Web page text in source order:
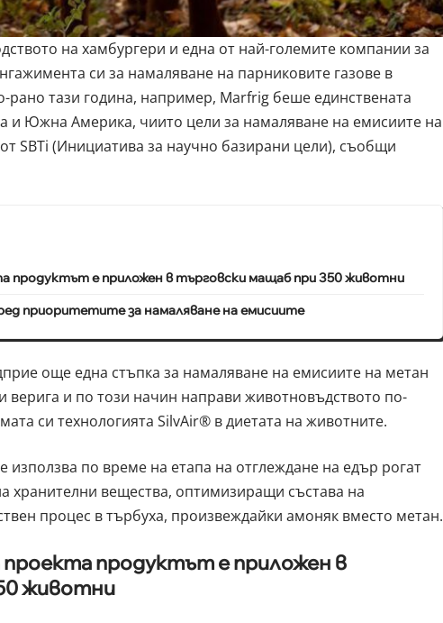
на хамбургери и една от най-големите компании за
си за намаляване на парниковите газове в
рано тази година, например, Marfrig беше единствената
и Южна Америка, чиито цели за намаляване на емисиите на
SBTi (Инициатива за научно базирани цели), съобщи
продуктът е приложен в търговски мащаб при 350 животни
приоритетите за намаляване на емисиите
още една стъпка за намаляване на емисиите на метан
верига и по този начин направи животновъдството по-
си технологията SilvAir® в диетата на животните.
използва по време на етапа на отглеждане на едър рогат
хранителни вещества, оптимизиращи състава на
процес в търбуха, произвеждайки амоняк вместо метан.
продуктът е приложен в
животни